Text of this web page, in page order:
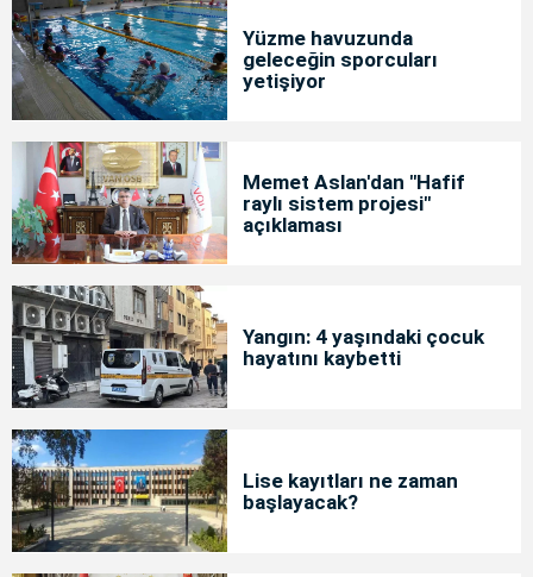
Yüzme havuzunda
geleceğin sporcuları
yetişiyor
Memet Aslan'dan "Hafif
raylı sistem projesi"
açıklaması
Yangın: 4 yaşındaki çocuk
hayatını kaybetti
Lise kayıtları ne zaman
başlayacak?